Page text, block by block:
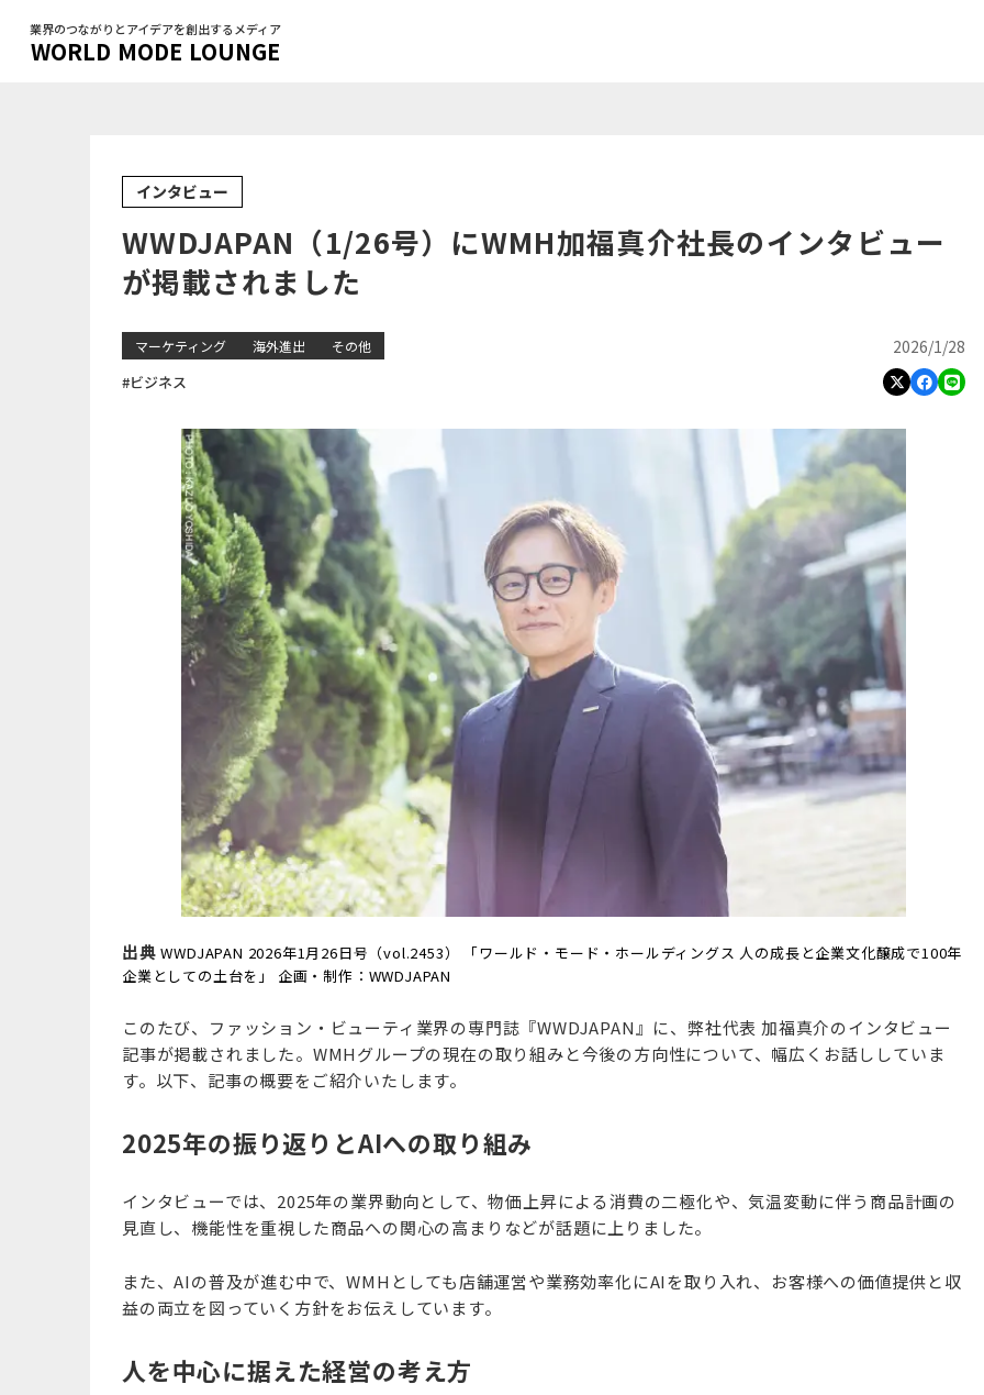
業界のつながりとアイデアを創出するメディア
WORLD MODE LOUNGE
インタビュー
WWDJAPAN（1/26号）にWMH加福真介社長のインタビュー
が掲載されました
マーケティング 海外進出 その他 2026/1/28
#ビジネス
出典 WWDJAPAN 2026年1月26日号（vol.2453） 「ワールド・モード・ホールディングス 人の成長と企業文化醸成で100年
企業としての土台を」 企画・制作：WWDJAPAN
このたび、ファッション・ビューティ業界の専門誌『WWDJAPAN』に、弊社代表 加福真介のインタビュー
記事が掲載されました。WMHグループの現在の取り組みと今後の方向性について、幅広くお話ししていま
す。以下、記事の概要をご紹介いたします。
2025年の振り返りとAIへの取り組み
インタビューでは、2025年の業界動向として、物価上昇による消費の二極化や、気温変動に伴う商品計画の
見直し、機能性を重視した商品への関心の高まりなどが話題に上りました。
また、AIの普及が進む中で、WMHとしても店舗運営や業務効率化にAIを取り入れ、お客様への価値提供と収
益の両立を図っていく方針をお伝えしています。
人を中心に据えた経営の考え方